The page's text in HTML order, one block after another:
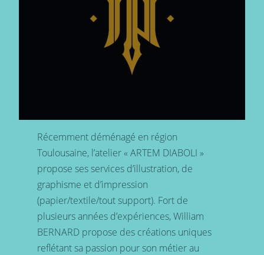
Récemment déménagé en région
Toulousaine, l’atelier « ARTEM DIABOLI »
propose ses services d’illustration, de
graphisme et d’impression
(papier/textile/tout support). Fort de
plusieurs années d’expériences, William
BERNARD propose des créations uniques
reflétant sa passion pour son métier au